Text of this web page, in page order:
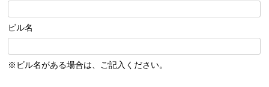
ビル名
※ビル名がある場合は、ご記入ください。